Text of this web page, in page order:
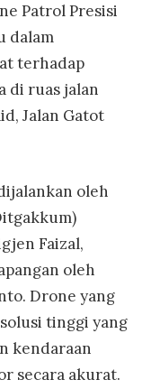
Patrol Presisi
dalam
terhadap
di ruas jalan
Jalan Gatot
oleh
Faizal,
oleh
Drone yang
tinggi yang
kendaraan
secara akurat.